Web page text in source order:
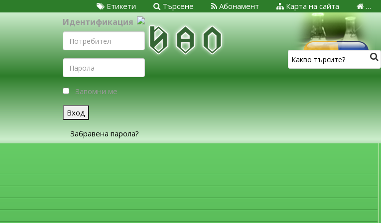
…
Карта на сайта
Абонамент
Търсене
Етикети
Идентификация
Запомни ме
Вход
Забравена парола?